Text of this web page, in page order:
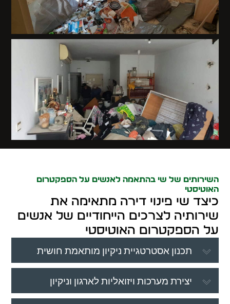
השירותים של שי בהתאמה לאנשים על הספקטרום
האוטיסטי
כיצד שי פינוי דירה מתאימה את
שירותיה לצרכים הייחודיים של אנשים
על הספקטרום האוטיסטי
תכנון אסטרטגיית ניקיון מותאמת חושית
יצירת מערכות ויזואליות לארגון וניקיון